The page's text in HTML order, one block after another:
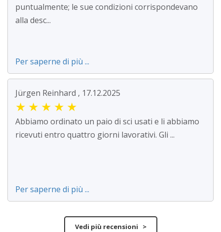
puntualmente; le sue condizioni corrispondevano
alla desc...
Per saperne di più ...
Jürgen Reinhard , 17.12.2025
★ ★ ★ ★ ★
Abbiamo ordinato un paio di sci usati e li abbiamo
ricevuti entro quattro giorni lavorativi. Gli ...
Per saperne di più ...
Vedi più recensioni >